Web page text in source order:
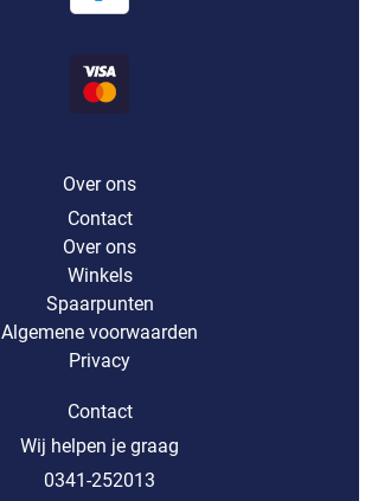
Over ons
Contact
Over ons
Winkels
Spaarpunten
Algemene voorwaarden
Privacy
Contact
Wij helpen je graag
0341-252013